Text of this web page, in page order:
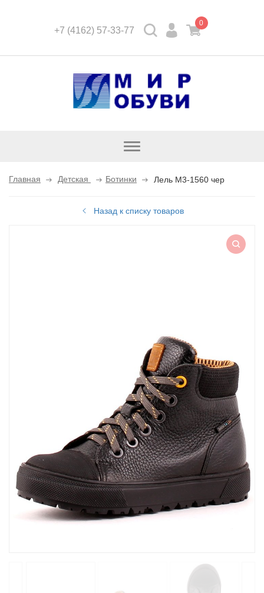
+7 (4162) 57-33-77
0
Открыть
Главная Детская Ботинки Лель M3-1560 чер
Назад к списку товаров